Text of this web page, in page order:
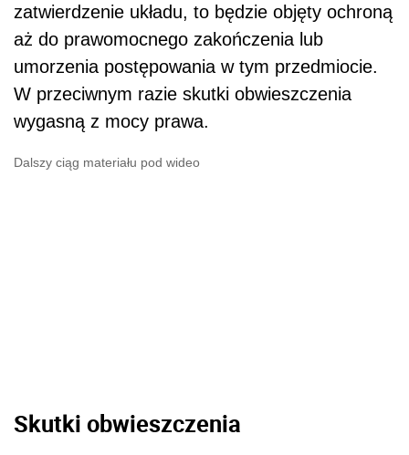
zatwierdzenie układu, to będzie objęty ochroną
aż do prawomocnego zakończenia lub
umorzenia postępowania w tym przedmiocie.
W przeciwnym razie skutki obwieszczenia
wygasną z mocy prawa.
Dalszy ciąg materiału pod wideo
Skutki obwieszczenia